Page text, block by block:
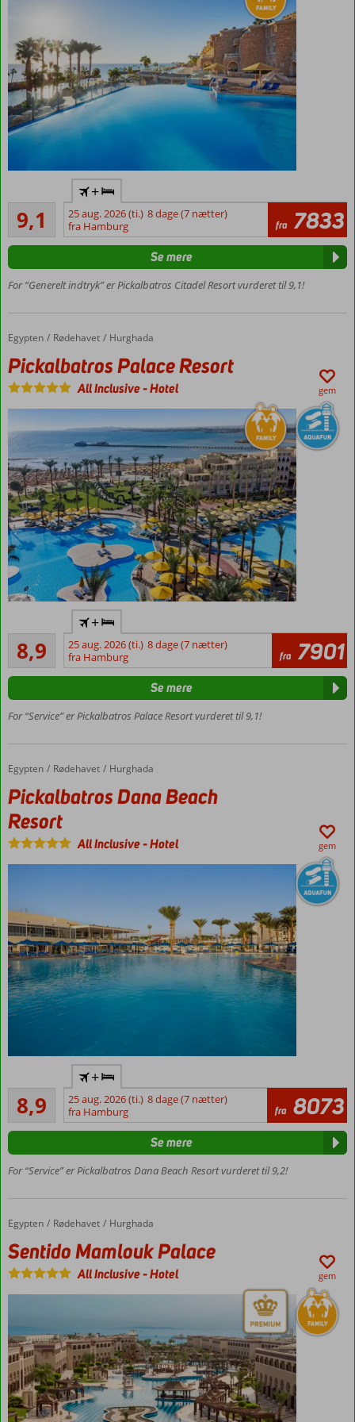
Charmerende
hotel med
fantastisk
Privat strand og
havnepromenade
Flere a la
restauranter
Værelser
4
9,1
Fremragende
142
anmeldelser
+
25 aug. 2026 (ti.) 8 dage (7 nætter)
fra Hamburg
fra 7833
For “Generelt indtryk” er Pickalbatros Citadel Resort vurderet til 9,1!
Se mere
Forside
Egypten Rødehavet Hurghada
Pickalbatros Palace Resort
Pickalbatros Palace Resort
All Inclusive-Hotel gem
All Inclusive
med mange
restauranter
Privat
strand
Enormt
poolområde
med
plads til
8,9
Alletiders
342
anmeldelser
+
25 aug. 2026 (ti.) 8 dage (7 nætter)
fra Hamburg
fra 7901
For “Service” er Pickalbatros Palace Resort vurderet til 9,1!
Se mere
Forside
Egypten Rødehavet Hurghada
Pickalbatros Dana Beach Resort
Pickalbatros Dana Beach
Resort
All Inclusive-Hotel gem
sandstrand
Luksuriøst
hotel med
god
Flere pools og
All Inclusive
med mange
og barer
Værelser
personer
8,9
Alletiders
305
anmeldelser
+
25 aug. 2026 (ti.) 8 dage (7 nætter)
fra Hamburg
fra 8073
For “Service” er Pickalbatros Dana Beach Resort vurderet til 9,2!
Se mere
Forside
Egypten Rødehavet Hurghada
Sentido Mamlouk Palace
Sentido Mamlouk Palace
All Inclusive-Hotel gem